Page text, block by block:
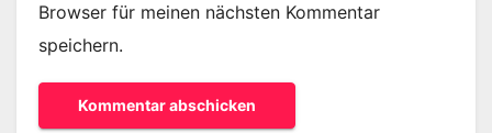
Browser für meinen nächsten Kommentar
speichern.